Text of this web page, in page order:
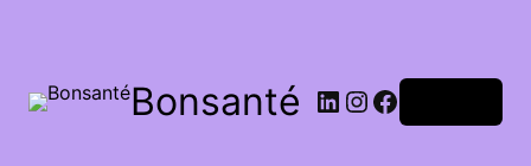
Bonsanté